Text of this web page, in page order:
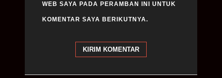
WEB SAYA PADA PERAMBAN INI UNTUK
KOMENTAR SAYA BERIKUTNYA.